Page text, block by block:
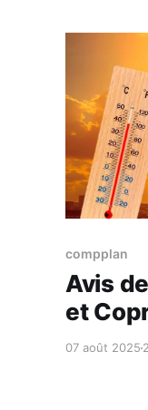
compplan
Avis
et
07 août 2025